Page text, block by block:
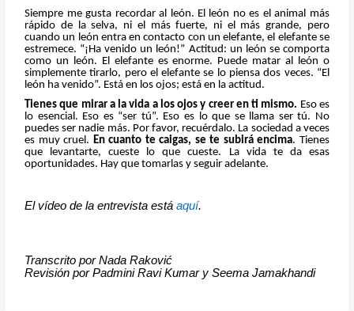
Siempre me gusta recordar al león. El león no es el animal más
rápido de la selva, ni el más fuerte, ni el más grande, pero
cuando un león entra en contacto con un elefante, el elefante se
estremece. “¡Ha venido un león!” Actitud: un león se comporta
como un león. El elefante es enorme. Puede matar al león o
simplemente tirarlo, pero el elefante se lo piensa dos veces. “El
león ha venido”. Está en los ojos; está en la actitud.
Tienes que mirar a la vida a los ojos y creer en ti mismo. Eso es
lo esencial. Eso es “ser tú”. Eso es lo que se llama ser tú. No
puedes ser nadie más. Por favor, recuérdalo. La sociedad a veces
es muy cruel. En cuanto te caigas, se te subirá encima. Tienes
que levantarte, cueste lo que cueste. La vida te da esas
oportunidades. Hay que tomarlas y seguir adelante.
El vídeo de la entrevista estáaquí.
Transcrito por Nada Raković
Revisión por Padmini Ravi Kumar y Seema Jamakhandi